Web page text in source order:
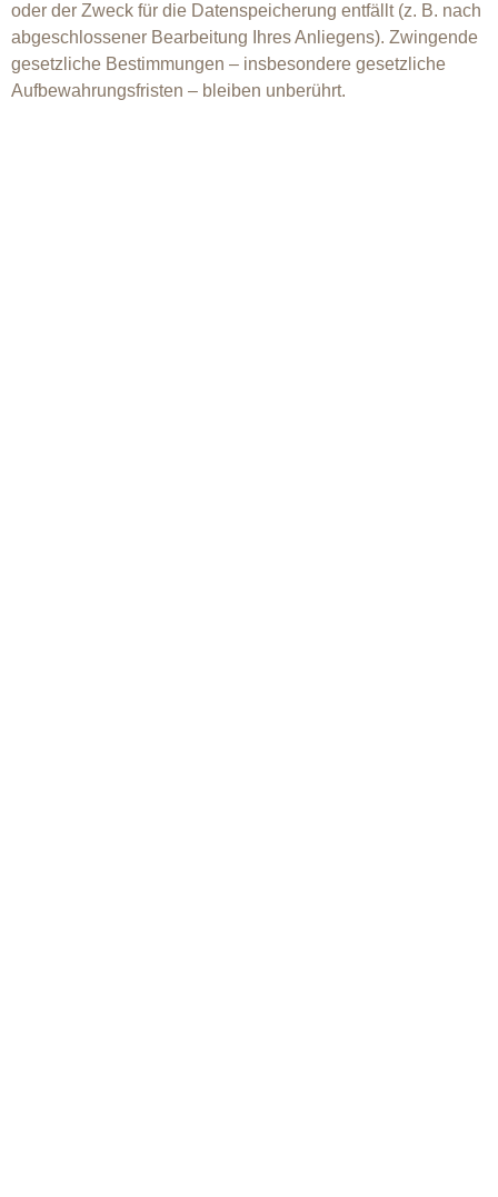
oder der Zweck für die Datenspeicherung entfällt (z. B. nach
abgeschlossener Bearbeitung Ihres Anliegens). Zwingende
gesetzliche Bestimmungen – insbesondere gesetzliche
Aufbewahrungsfristen – bleiben unberührt.